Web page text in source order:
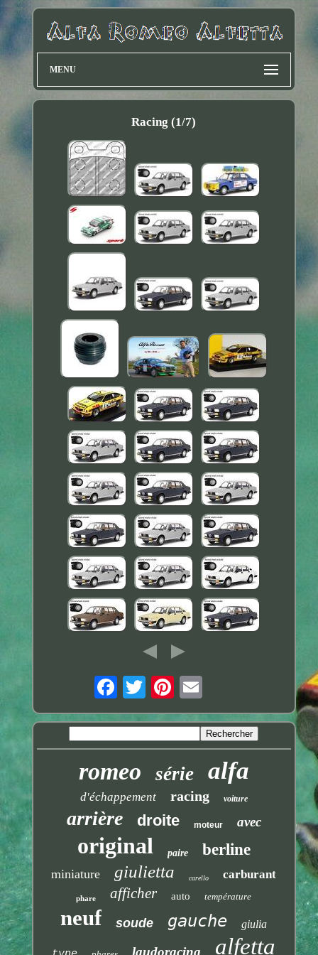
MENU
Racing (1/7)
romeo série alfa
d'échappement racing voiture
arrière droite moteur avec
original paire berline
miniature giulietta carello carburant
phare afficher auto température
neuf soude gauche giulia
laudoracing alfetta